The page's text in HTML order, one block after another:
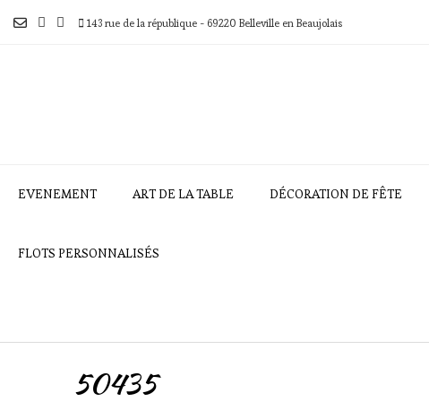
143 rue de la république - 69220 Belleville en Beaujolais
EVENEMENT ART DE LA TABLE DÉCORATION DE FÊTE
FLOTS PERSONNALISÉS
50435